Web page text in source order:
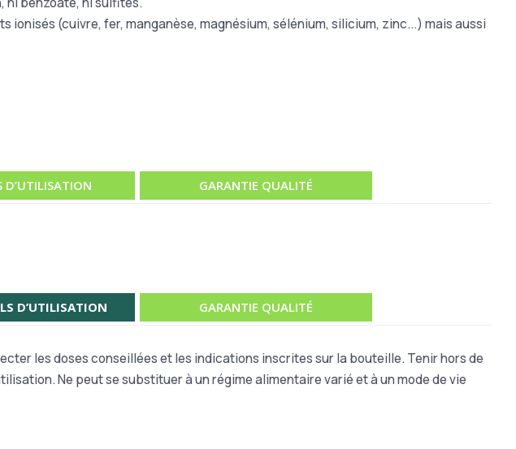
(cuivre, fer, manganèse, magnésium, sélénium, silicium, zinc...) mais aussi
D’UTILISATION GARANTIE QUALITÉ
D’UTILISATION GARANTIE QUALITÉ
les doses conseillées et les indications inscrites sur la bouteille. Tenir hors de
Ne peut se substituer à un régime alimentaire varié et à un mode de vie